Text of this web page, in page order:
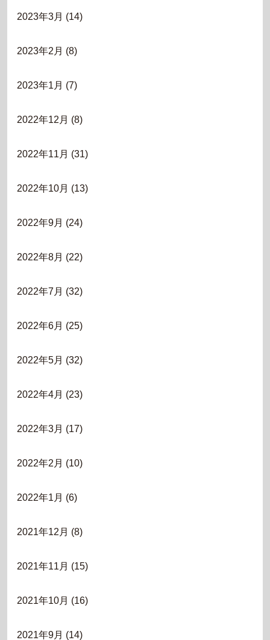
2023年3月 (14)
2023年2月 (8)
2023年1月 (7)
2022年12月 (8)
2022年11月 (31)
2022年10月 (13)
2022年9月 (24)
2022年8月 (22)
2022年7月 (32)
2022年6月 (25)
2022年5月 (32)
2022年4月 (23)
2022年3月 (17)
2022年2月 (10)
2022年1月 (6)
2021年12月 (8)
2021年11月 (15)
2021年10月 (16)
2021年9月 (14)